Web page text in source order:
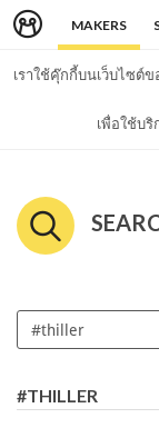
MAKERS
เราใช้คุ๊กกี้บนเว็บไซต์
เพื่อใช้บริ
#THILLER